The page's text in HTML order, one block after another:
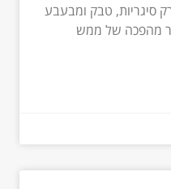
סיגריות, טבק ומבעבע
מהפכה של ממש